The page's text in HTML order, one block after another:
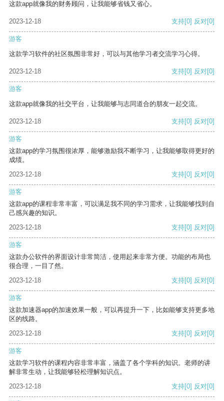
这款app就像我的财务顾问，让我能够省钱又省心。
2023-12-18 支持[0] 反对[0]
游客
这款学习软件的社区氛围非常好，可以与其他学习者交流学习心得。
2023-12-18 支持[0] 反对[0]
游客
这款app就像我的社交平台，让我能够与志同道合的朋友一起交流。
2023-12-18 支持[0] 反对[0]
游客
这款app的学习氛围很浓厚，能够激励我不断学习，让我能够取得更好的
成绩。
2023-12-18
支持[0] 反对[0]
游客
这款app的课程非常丰富，可以满足我不同的学习需求，让我能够找到自
己感兴趣的知识。
2023-12-18
支持[0] 反对[0]
游客
这款办公软件的界面设计非常简洁，使用起来非常方便。功能的布局也
很合理，一目了然。
2023-12-18
支持[0] 反对[0]
游客
这款加速器app的加速效果一般，可以再提升一下，比如能够支持更多地
区的线路。
2023-12-18
支持[0] 反对[0]
游客
这款学习软件的课程内容非常丰富，涵盖了各个学科的知识。老师的讲
解非常生动，让我能够轻松理解知识点。
2023-12-18
支持[0] 反对[0]